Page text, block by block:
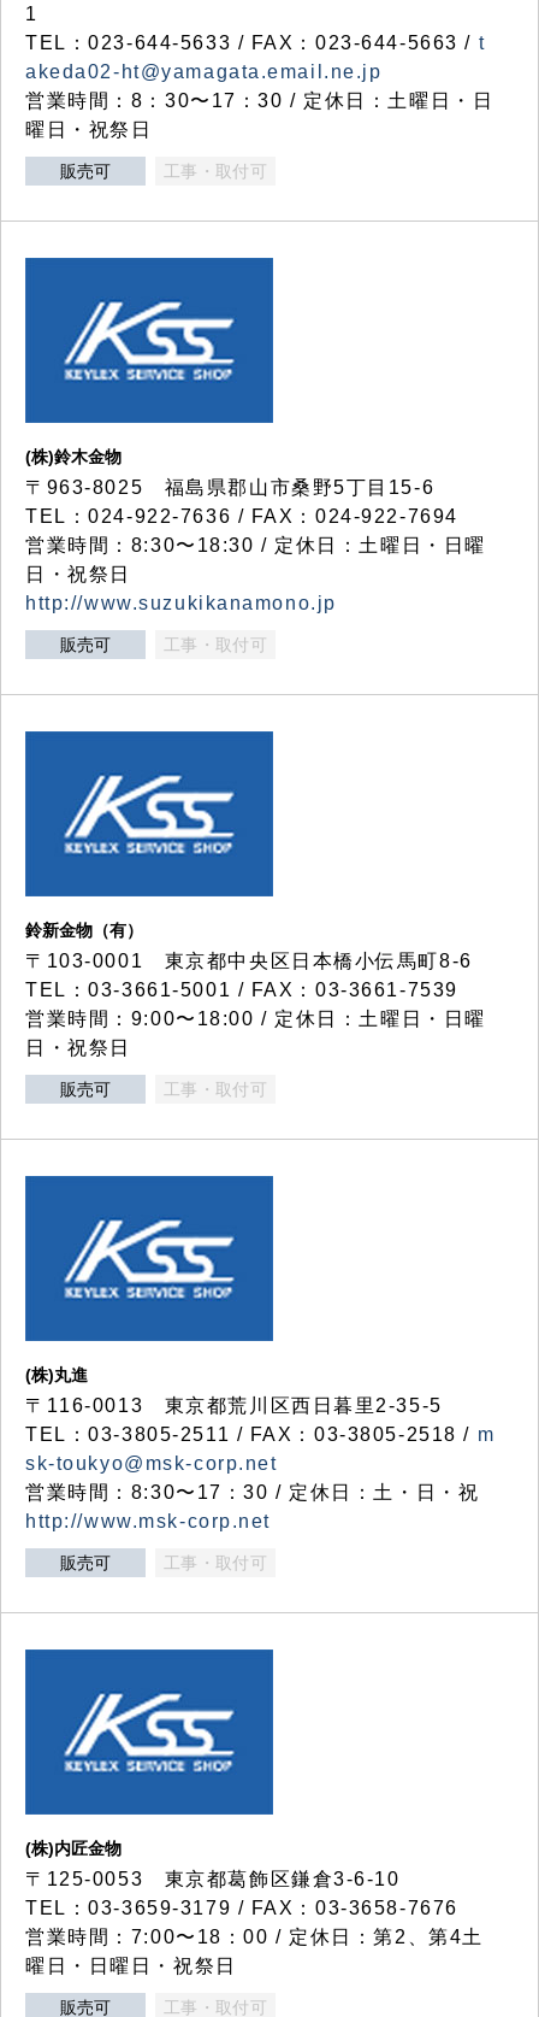
1
TEL：023-644-5633 / FAX：023-644-5663 / t
akeda02-ht@yamagata.email.ne.jp
営業時間：8：30〜17：30 / 定休日：土曜日・日
曜日・祝祭日
販売可 工事・取付可
(株)鈴木金物
〒963-8025 福島県郡山市桑野5丁目15-6
TEL：024-922-7636 / FAX：024-922-7694
営業時間：8:30〜18:30 / 定休日：土曜日・日曜
日・祝祭日
http://www.suzukikanamono.jp
販売可 工事・取付可
鈴新金物（有）
〒103-0001 東京都中央区日本橋小伝馬町8-6
TEL：03-3661-5001 / FAX：03-3661-7539
営業時間：9:00〜18:00 / 定休日：土曜日・日曜
日・祝祭日
販売可 工事・取付可
(株)丸進
〒116-0013 東京都荒川区西日暮里2-35-5
TEL：03-3805-2511 / FAX：03-3805-2518 / m
sk-toukyo@msk-corp.net
営業時間：8:30〜17：30 / 定休日：土・日・祝
http://www.msk-corp.net
販売可 工事・取付可
(株)内匠金物
〒125-0053 東京都葛飾区鎌倉3-6-10
TEL：03-3659-3179 / FAX：03-3658-7676
営業時間：7:00〜18：00 / 定休日：第2、第4土
曜日・日曜日・祝祭日
販売可 工事・取付可